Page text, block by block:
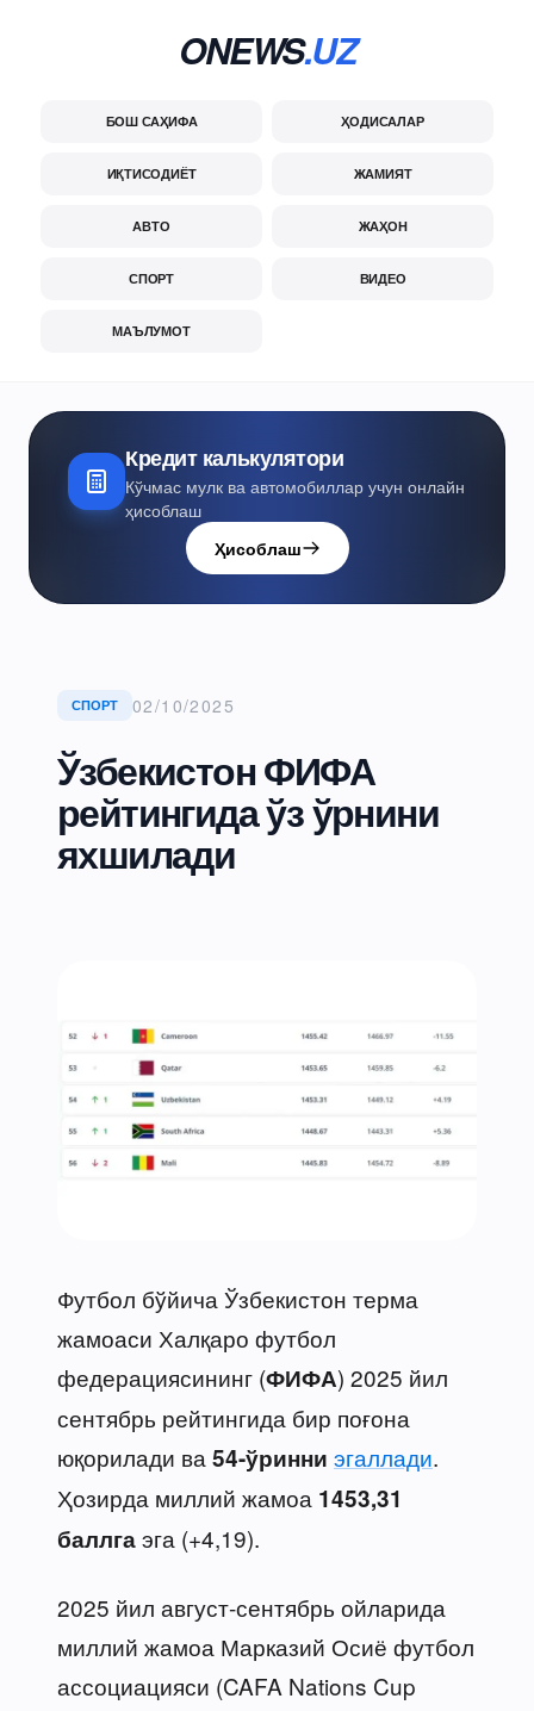
ONEWS.UZ
БОШ САҲИФА ҲОДИСАЛАР
ИҚТИСОДИЁТ ЖАМИЯТ
АВТО ЖАҲОН
СПОРТ ВИДЕО
МАЪЛУМОТ
Кредит калькулятори
Кўчмас мулк ва автомобиллар учун онлайн
ҳисоблаш
Ҳисоблаш
СПОРТ 02/10/2025
Ўзбекистон ФИФА
рейтингида ўз ўрнини
яхшилади
Футбол бўйича Ўзбекистон терма
жамоаси Халқаро футбол
федерациясининг (ФИФА) 2025 йил
сентябрь рейтингида бир поғона
юқорилади ва 54-ўринни эгаллади.
Ҳозирда миллий жамоа 1453,31
баллгаэга (+4,19).
2025 йил август-сентябрь ойларида
миллий жамоа Марказий Осиё футбол
ассоциацияси (CAFA Nations Cup